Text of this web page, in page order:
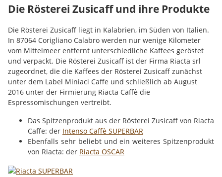
Die Rösterei Zusicaff und ihre Produkte
Die Rösterei Zusicaff liegt in Kalabrien, im Süden von Italien.
In 87064 Corigliano Calabro werden nur wenige Kilometer
vom Mittelmeer entfernt unterschiedliche Kaffees geröstet
und verpackt. Die Rösterei Zusicaff ist der Firma Riacta srl
zugeordnet, die die Kaffees der Rösterei Zusicaff zunächst
unter dem Label Miniaci Caffe und schließlich ab August
2016 unter der Firmierung Riacta Caffè die
Espressomischungen vertreibt.
Das Spitzenprodukt aus der Rösterei Zusicaff von Riacta
Caffe: der Intenso Caffè SUPERBAR
Ebenfalls sehr beliebt und ein weiteres Spitzenprodukt
von Riacta: der Riacta OSCAR